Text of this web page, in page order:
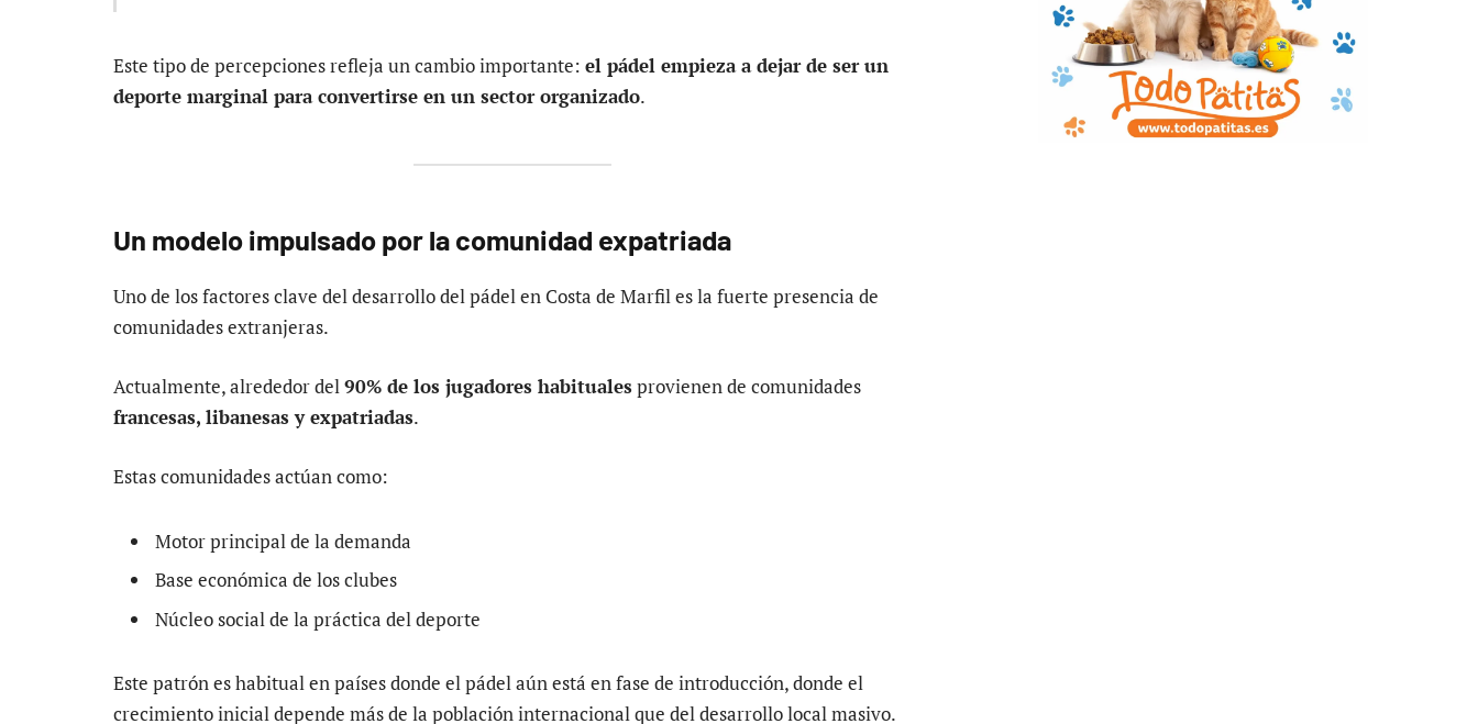
Este tipo de percepciones refleja un cambio importante: el pádel empieza a dejar de ser un
deporte marginal para convertirse en un sector organizado.
Un modelo impulsado por la comunidad expatriada
Uno de los factores clave del desarrollo del pádel en Costa de Marfil es la fuerte presencia de
comunidades extranjeras.
Actualmente, alrededor del90% de los jugadores habitualesprovienen de comunidades
francesas, libanesas y expatriadas.
Estas comunidades actúan como:
Motor principal de la demanda
Base económica de los clubes
Núcleo social de la práctica del deporte
Este patrón es habitual en países donde el pádel aún está en fase de introducción, donde el
crecimiento inicial depende más de la población internacional que del desarrollo local masivo.